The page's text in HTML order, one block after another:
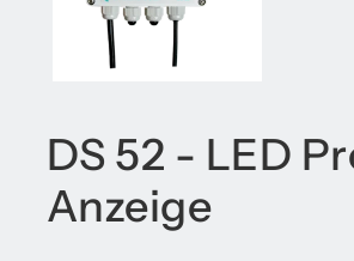
DS 52 - LED
Anzeige